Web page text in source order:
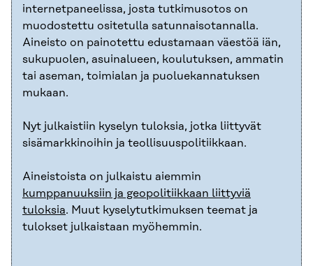
internetpaneelissa, josta tutkimusotos on
muodostettu ositetulla satunnaisotannalla.
Aineisto on painotettu edustamaan väestöä iän,
sukupuolen, asuinalueen, koulutuksen, ammatin
tai aseman, toimialan ja puoluekannatuksen
mukaan.
Nyt julkaistiin kyselyn tuloksia, jotka liittyvät
sisämarkkinoihin ja teollisuuspolitiikkaan.
Aineistoista on julkaistu aiemmin
kumppanuuksiin ja geopolitiikkaan liittyviä
tuloksia. Muut kyselytutkimuksen teemat ja
tulokset julkaistaan myöhemmin.